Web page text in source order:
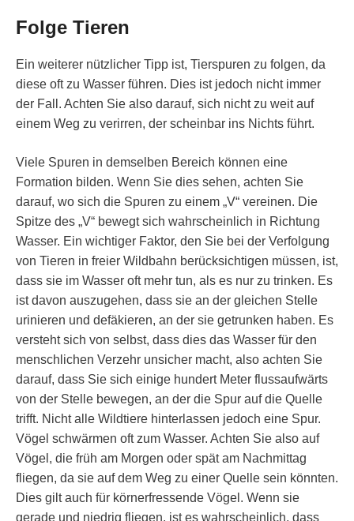
Folge Tieren
Ein weiterer nützlicher Tipp ist, Tierspuren zu folgen, da
diese oft zu Wasser führen. Dies ist jedoch nicht immer
der Fall. Achten Sie also darauf, sich nicht zu weit auf
einem Weg zu verirren, der scheinbar ins Nichts führt.
Viele Spuren in demselben Bereich können eine
Formation bilden. Wenn Sie dies sehen, achten Sie
darauf, wo sich die Spuren zu einem „V“ vereinen. Die
Spitze des „V“ bewegt sich wahrscheinlich in Richtung
Wasser. Ein wichtiger Faktor, den Sie bei der Verfolgung
von Tieren in freier Wildbahn berücksichtigen müssen, ist,
dass sie im Wasser oft mehr tun, als es nur zu trinken. Es
ist davon auszugehen, dass sie an der gleichen Stelle
urinieren und defäkieren, an der sie getrunken haben. Es
versteht sich von selbst, dass dies das Wasser für den
menschlichen Verzehr unsicher macht, also achten Sie
darauf, dass Sie sich einige hundert Meter flussaufwärts
von der Stelle bewegen, an der die Spur auf die Quelle
trifft. Nicht alle Wildtiere hinterlassen jedoch eine Spur.
Vögel schwärmen oft zum Wasser. Achten Sie also auf
Vögel, die früh am Morgen oder spät am Nachmittag
fliegen, da sie auf dem Weg zu einer Quelle sein könnten.
Dies gilt auch für körnerfressende Vögel. Wenn sie
gerade und niedrig fliegen, ist es wahrscheinlich, dass